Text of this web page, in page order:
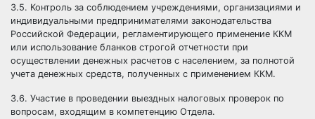
3.5. Контроль за соблюдением учреждениями, организациями и
индивидуальными предпринимателями законодательства
Российской Федерации, регламентирующего применение ККМ
или использование бланков строгой отчетности при
осуществлении денежных расчетов с населением, за полнотой
учета денежных средств, полученных с применением ККМ.
3.6. Участие в проведении выездных налоговых проверок по
вопросам, входящим в компетенцию Отдела.